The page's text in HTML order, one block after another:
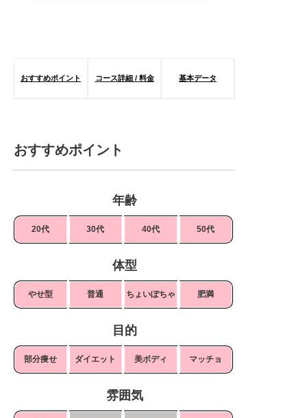
おすすめポイント コース詳細 / 料金 基本データ
おすすめポイント
年齢
20代 30代 40代 50代
体型
やせ型 普通 ちょいぽちゃ 肥満
目的
部分痩せ ダイエット 美ボディ マッチョ
雰囲気